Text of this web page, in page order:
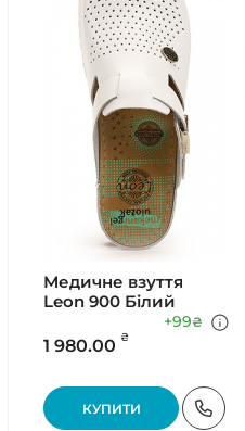
Медичне взуття
Leon 900 Білий
1 980.00 ₴
+99₴
КУПИТИ